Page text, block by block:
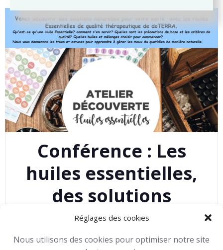
Réglages des cookies
Nous utilisons des cookies pour optimiser notre site
Conférence : Les
huiles essentielles,
des solutions
naturelles pour la
santé